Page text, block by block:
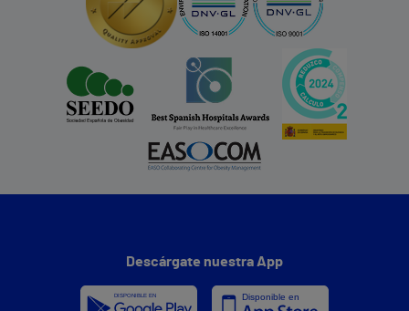
Descárgate nuestra App